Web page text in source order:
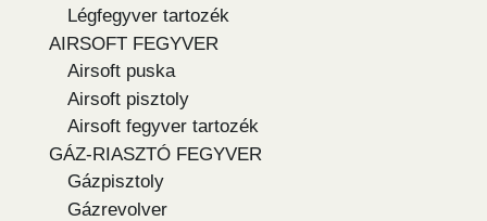
Légfegyver tartozék
AIRSOFT FEGYVER
Airsoft puska
Airsoft pisztoly
Airsoft fegyver tartozék
GÁZ-RIASZTÓ FEGYVER
Gázpisztoly
Gázrevolver